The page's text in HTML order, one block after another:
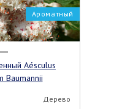
Ароматный
Baumannii
Дерево